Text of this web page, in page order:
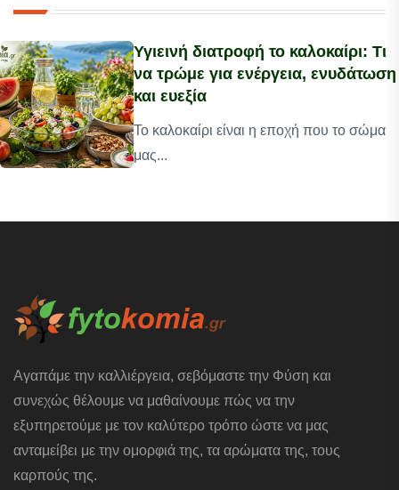
Υγιεινή διατροφή το καλοκαίρι: Τι
να τρώμε για ενέργεια, ενυδάτωση
και ευεξία
Το καλοκαίρι είναι η εποχή που το σώμα
μας...
Αγαπάμε την καλλιέργεια, σεβόμαστε την Φύση και
συνεχώς θέλουμε να μαθαίνουμε πώς να την
εξυπηρετούμε με τον καλύτερο τρόπο ώστε να μας
ανταμείβει με την ομορφιά της, τα αρώματα της, τους
καρπούς της.